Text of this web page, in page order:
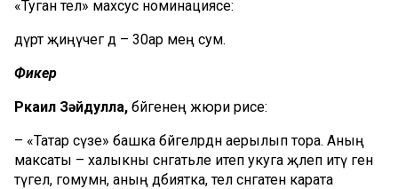
«Туган тел» махсус номинациясе:
дүрт җиңүчегә дә – 30ар мең сум.
Фикер
Ркаил Зәйдулла, бәйгенең жюри рәисе:
– «Татар сүзе» башка бәйгеләрдән аерылып тора. Аның
максаты – халыкны сәнгатьле итеп укуга җәлеп итү генә
түгел, гомумән, аның әдәбиятка, тел сәнгатенә карата